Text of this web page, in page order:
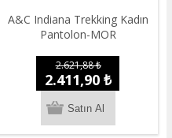
A&C Indiana Trekking Kadın
Pantolon-MOR
2.621,88 ₺
2.411,90 ₺